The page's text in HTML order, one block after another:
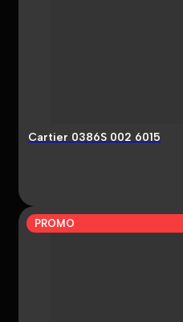
Cartier 0386S 002 6015
PROMO